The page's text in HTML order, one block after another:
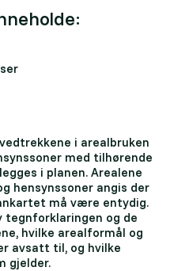
i arealbruken
med tilhørende
i planen. Arealene
hensynssoner angis der
må være entydig.
tegnforklaringen og de
hvilke arealformål og
avsatt til, og hvilke
gjelder.